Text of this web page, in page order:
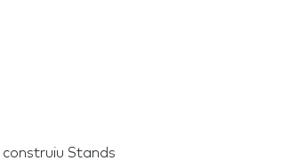
Stands